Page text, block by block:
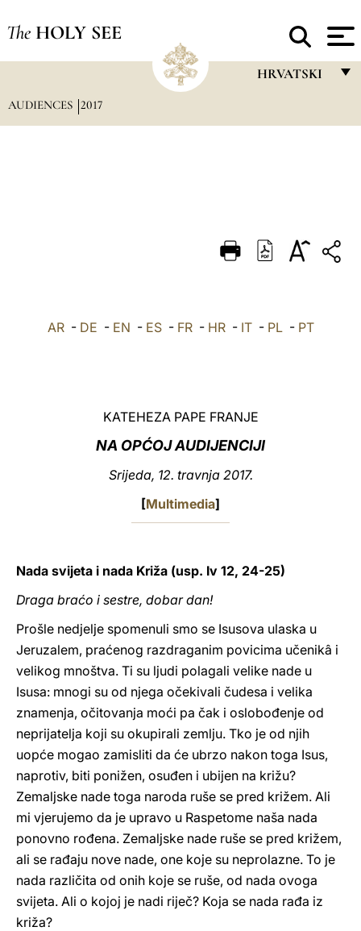
The HOLY SEE
HRVATSKI
DEUTSCH
العربيّة
AUDIENCES 2017
AR- DE - EN - ES- FR- HR- IT- PL- PT
KATEHEZA PAPE FRANJE
NA OPĆOJ AUDIJENCIJI
Srijeda, 12. travnja 2017.
[Multimedia]
Nada svijeta i nada Križa (usp. Iv 12, 24-25)
Draga braćo i sestre, dobar dan!
Prošle nedjelje spomenuli smo se Isusova ulaska u
Jeruzalem, praćenog razdraganim povicima učenikâ i
velikog mnoštva. Ti su ljudi polagali velike nade u
Isusa: mnogi su od njega očekivali čudesa i velika
znamenja, očitovanja moći pa čak i oslobođenje od
neprijatelja koji su okupirali zemlju. Tko je od njih
uopće mogao zamisliti da će ubrzo nakon toga Isus,
naprotiv, biti ponižen, osuđen i ubijen na križu?
Zemaljske nade toga naroda ruše se pred križem. Ali
mi vjerujemo da je upravo u Raspetome naša nada
ponovno rođena. Zemaljske nade ruše se pred križem,
ali se rađaju nove nade, one koje su neprolazne. To je
nada različita od onih koje se ruše, od nada ovoga
svijeta. Ali o kojoj je nadi riječ? Koja se nada rađa iz
križa?